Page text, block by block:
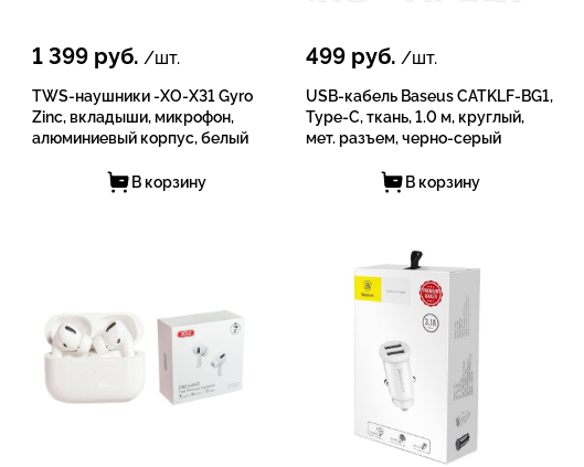
1 399 руб. /шт.
TWS-наушники -XO-X31 Gyro
Zinc, вкладыши, микрофон,
алюминиевый корпус, белый
В корзину
499 руб. /шт.
USB-кабель Baseus CATKLF-BG1,
Type-C, ткань, 1.0 м, круглый,
мет. разъем, черно-серый
В корзину